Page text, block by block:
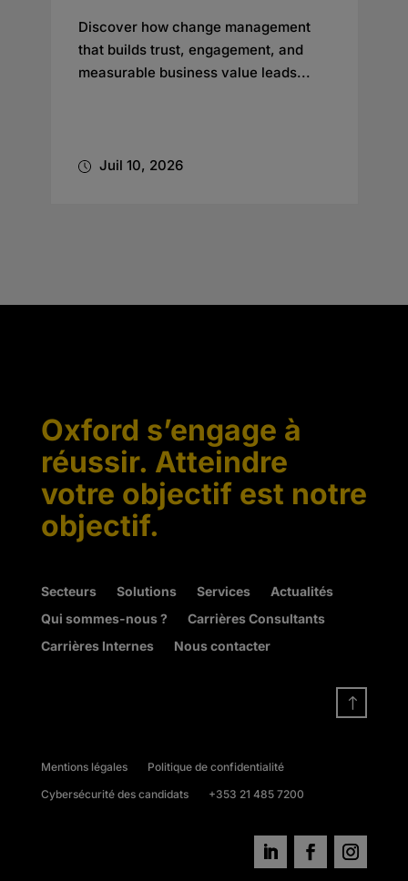
Discover how change management
that builds trust, engagement, and
measurable business value leads...
Juil 10, 2026
Oxford s’engage à
réussir. Atteindre
votre objectif est notre
objectif.
Secteurs Solutions Services
Actualités
Qui sommes-nous ?
Carrières Consultants
Carrières Internes
Nous contacter
!
Mentions légales
Politique de confidentialité
Cybersécurité des candidats
+353 21 485 7200